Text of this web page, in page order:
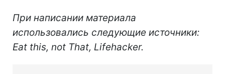
При написании материала
использовались следующие источники:
Eat this, not That, Lifehacker.